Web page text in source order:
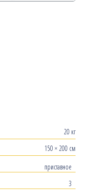
20 кг
150 × 200 см
приставное
3